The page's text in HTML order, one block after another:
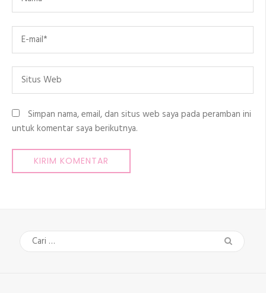
Email
Situs
Web
Simpan nama, email, dan situs web saya pada peramban ini
untuk komentar saya berikutnya.
Cari
untuk: